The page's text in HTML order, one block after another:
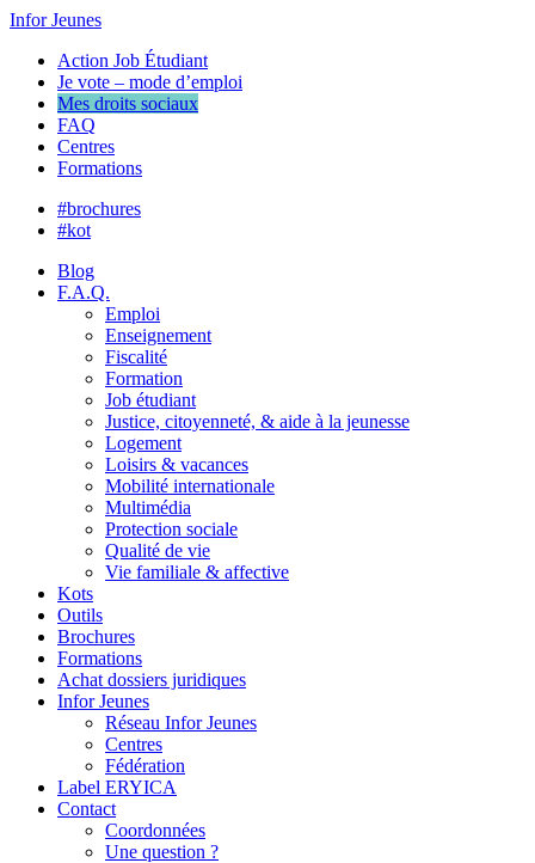
Infor Jeunes
Action Job Étudiant
Je vote – mode d’emploi
Mes droits sociaux
FAQ
Centres
Formations
#brochures
#kot
Blog
F.A.Q.
Emploi
Enseignement
Fiscalité
Formation
Job étudiant
Justice, citoyenneté, & aide à la jeunesse
Logement
Loisirs & vacances
Mobilité internationale
Multimédia
Protection sociale
Qualité de vie
Vie familiale & affective
Kots
Outils
Brochures
Formations
Achat dossiers juridiques
Infor Jeunes
Réseau Infor Jeunes
Centres
Fédération
Label ERYICA
Contact
Coordonnées
Une question ?